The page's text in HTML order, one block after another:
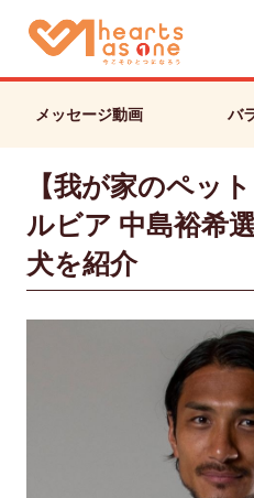
メッセージ動画 バ
【我が家のペッ
ルビア 中島裕希
犬を紹介